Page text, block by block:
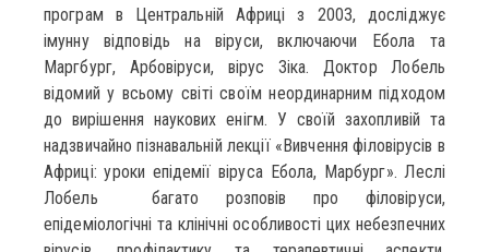
програм в Центральній Африці з 2003, досліджує
імунну відповідь на віруси, включаючи Ебола та
Маргбург, Арбовіруси, вірус Зіка. Доктор Лобель
відомий у всьому світі своїм неординарним підходом
до вирішення наукових енігм. У своїй захопливій та
надзвичайно пізнавальній лекції «Вивчення філовірусів в
Африці: уроки епідемії віруса Ебола, Марбург». Леслі
Лобель багато розповів про філовіруси,
епідеміологічні та клінічні особливості цих небезпечних